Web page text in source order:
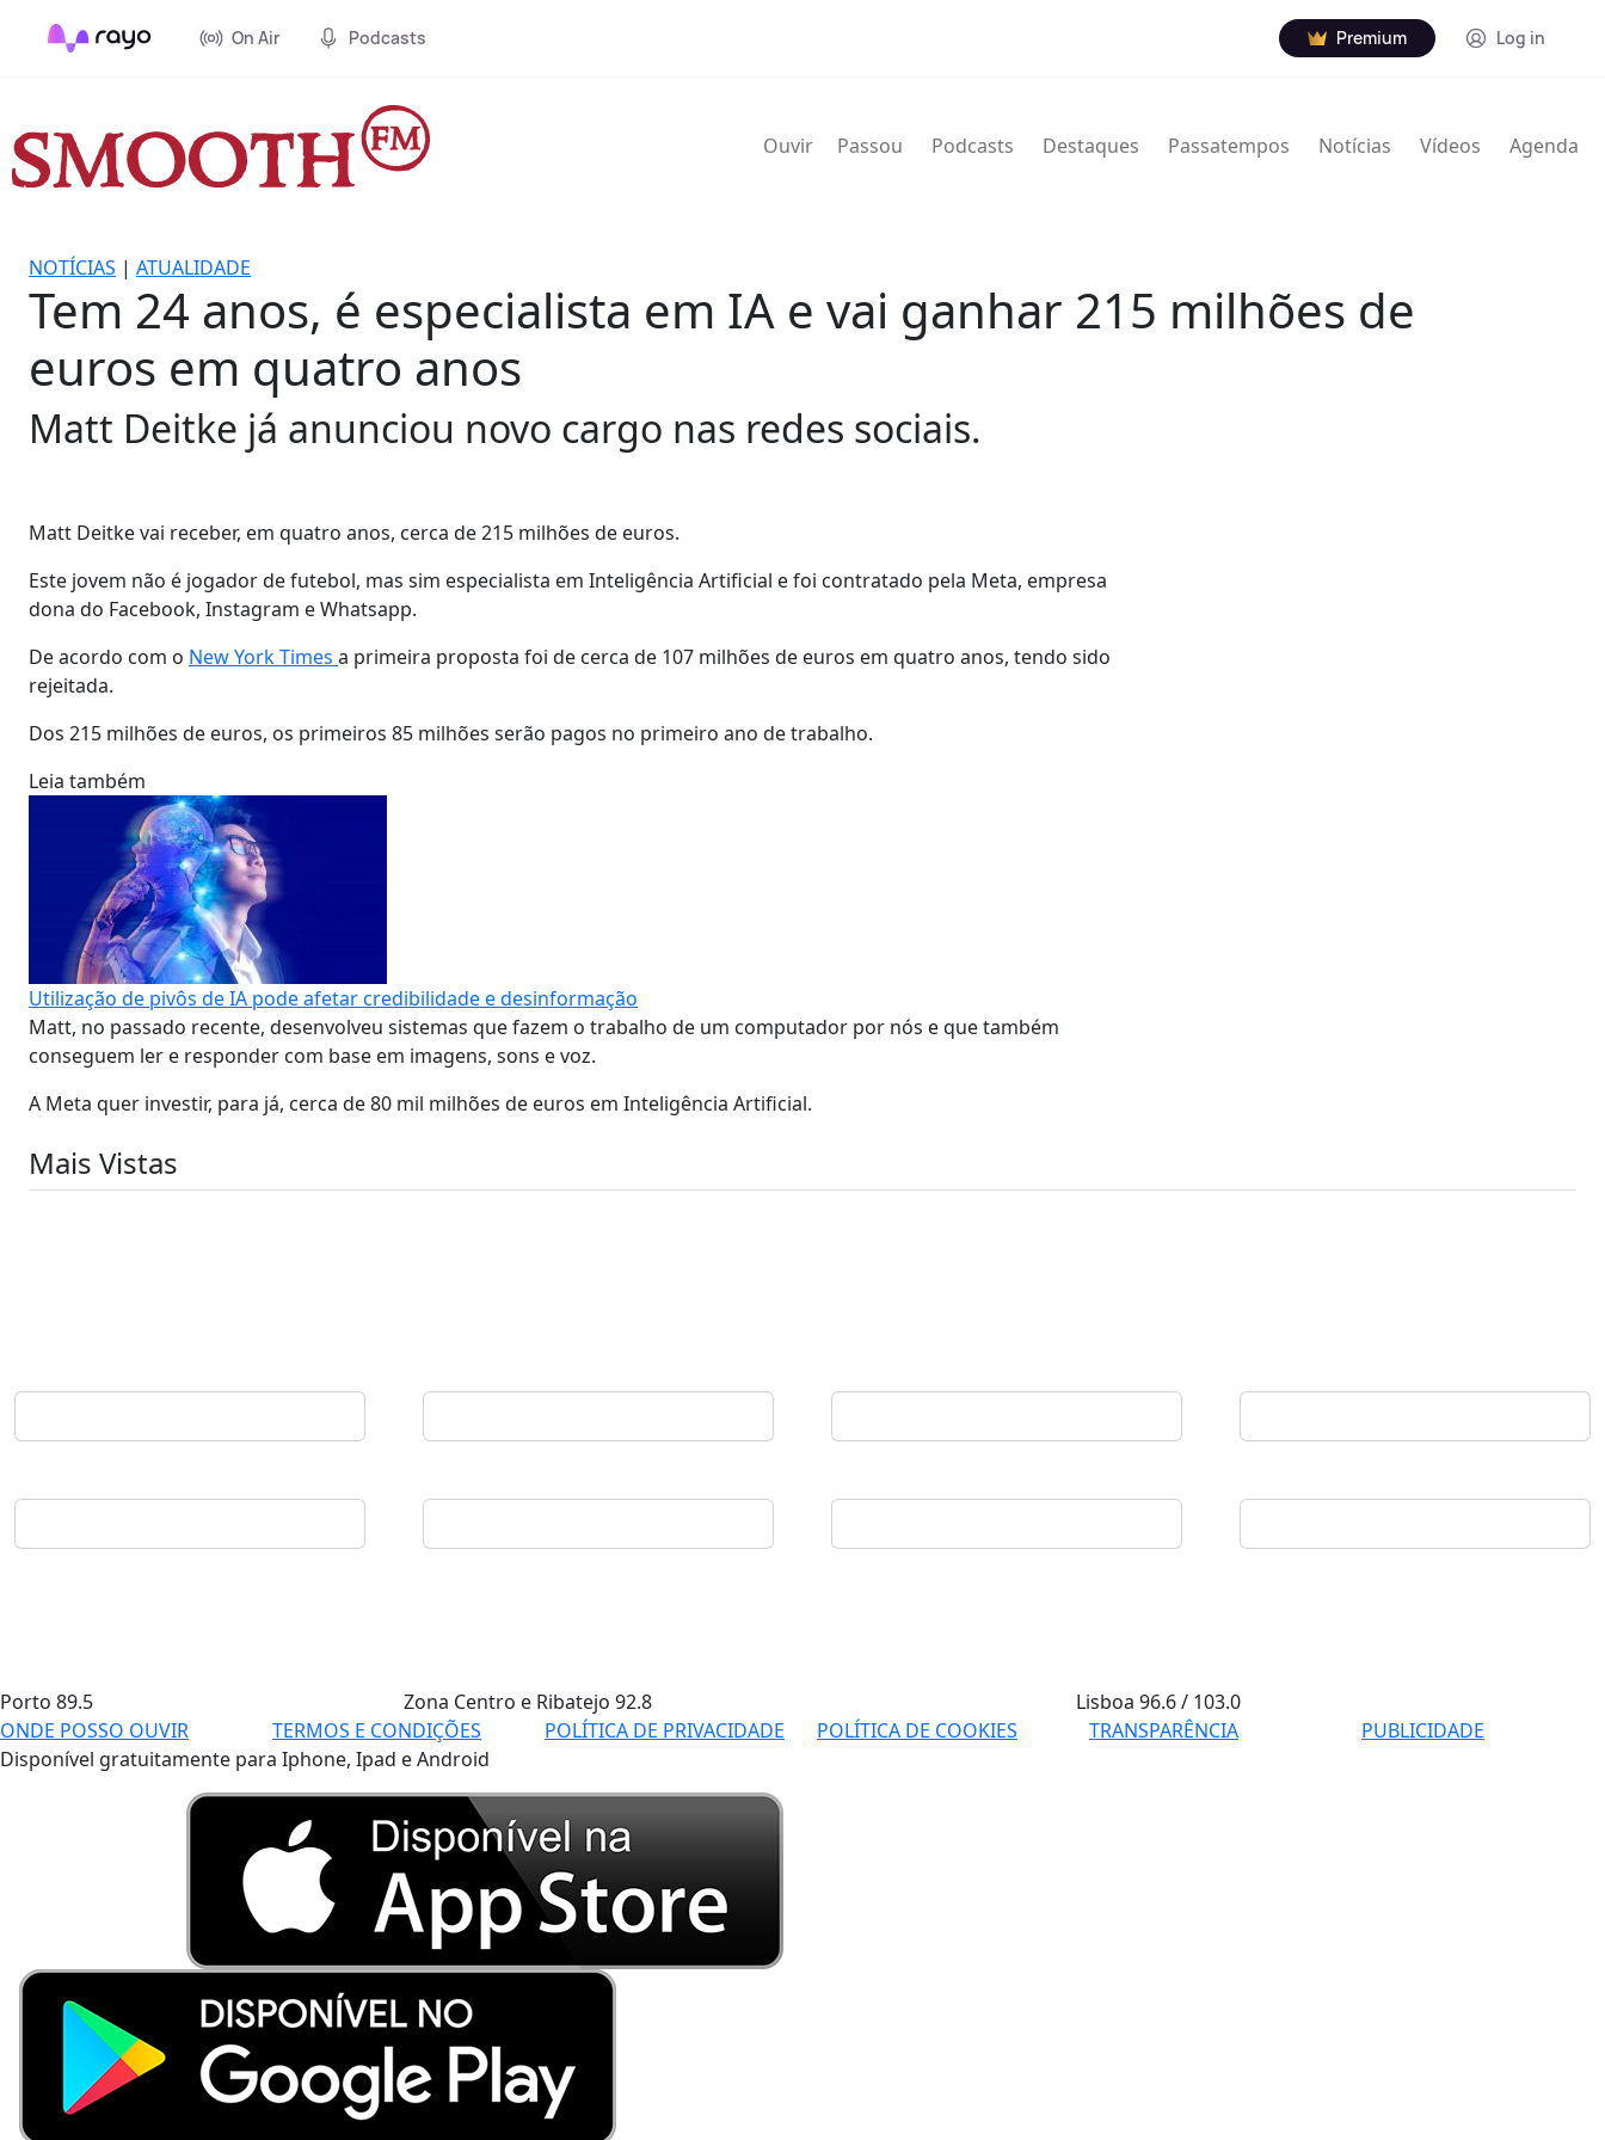
On Air Podcasts Premium Log in
Ouvir Passou Podcasts Destaques Passatempos Notícias Vídeos Agenda
NOTÍCIAS | ATUALIDADE
Tem 24 anos, é especialista em IA e vai ganhar 215 milhões de
euros em quatro anos
Matt Deitke já anunciou novo cargo nas redes sociais.
Matt Deitke vai receber, em quatro anos, cerca de 215 milhões de euros.
Este jovem não é jogador de futebol, mas sim especialista em Inteligência Artificial e foi contratado pela Meta, empresa
dona do Facebook, Instagram e Whatsapp.
De acordo com o New York Times a primeira proposta foi de cerca de 107 milhões de euros em quatro anos, tendo sido
rejeitada.
Dos 215 milhões de euros, os primeiros 85 milhões serão pagos no primeiro ano de trabalho.
Leia também
Utilização de pivôs de IA pode afetar credibilidade e desinformação
Matt, no passado recente, desenvolveu sistemas que fazem o trabalho de um computador por nós e que também
conseguem ler e responder com base em imagens, sons e voz.
A Meta quer investir, para já, cerca de 80 mil milhões de euros em Inteligência Artificial.
Mais Vistas
Porto 89.5 Zona Centro e Ribatejo 92.8 Lisboa96.6 / 103.0
ONDE POSSO OUVIR
TERMOS E CONDIÇÕES POLÍTICA DE PRIVACIDADE POLÍTICA DE COOKIES TRANSPARÊNCIA
PUBLICIDADE
Disponível gratuitamente para Iphone, Ipad e Android